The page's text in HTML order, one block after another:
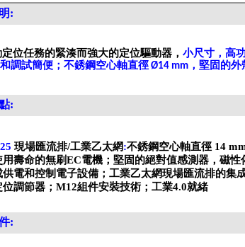
:
定位任務的緊湊而強大的定位驅動器 ， 小尺寸，高
調試簡便；不銹鋼空心軸直徑Ø14 mm ，堅固的外
:
現場匯流排/工業乙太網:不銹鋼空心軸直徑 14
壽命的無刷EC電機；堅固的絕對值感測器，磁性
電和控制電子設備； 工業乙太網現場匯流排的集成
調節器； M12組件安裝技術；工業4.0就緒
: